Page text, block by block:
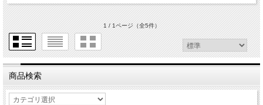
1 / 1ページ（全5件）
商品検索